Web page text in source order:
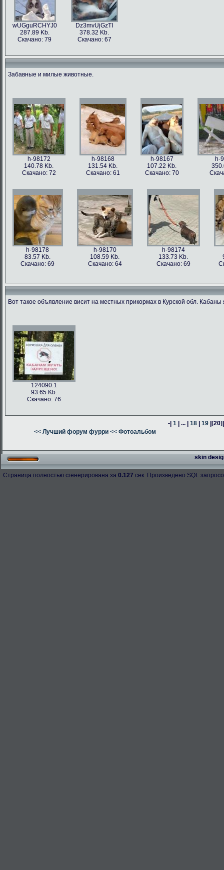
wUGguRCHYJ0
287.89 Kb.
Скачано: 79
Dz3mvUjGzTI
378.32 Kb.
Скачано: 67
Забавные и милые животные.
h-98172
140.78 Kb.
Скачано: 72
h-98168
131.54 Kb.
Скачано: 61
h-98167
107.22 Kb.
Скачано: 70
h-
h-98178
83.57 Kb.
Скачано: 69
h-98170
108.59 Kb.
Скачано: 64
h-98174
133.73 Kb.
Скачано: 69
h-98176
76.47 Kb.
Скачано: 63
h-98171
187.62 Kb.
Скачано: 66
h-98160
h-98164
Вот такое объявление висит на местных прикормах в Курской обл.
124090.1
93.65 Kb.
Скачано: 76
-| 1 | ... | 18 | 19 |[20]
<< Лучший форум фурри << Фотоальбом
skin
Страница полностью сгенерирована за 0.127 сек. Произведено SQL